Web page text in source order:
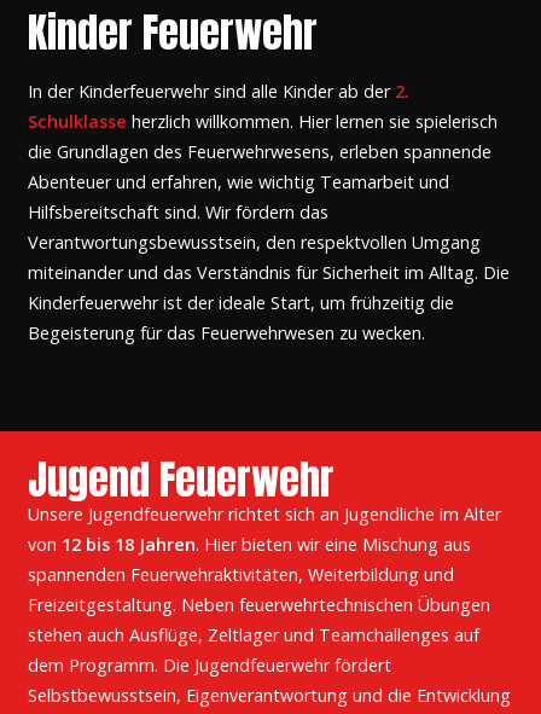
Kinder Feuerwehr
In der Kinderfeuerwehr sind alle Kinder ab der 2.
Schulklasseherzlich willkommen. Hier lernen sie spielerisch
die Grundlagen des Feuerwehrwesens, erleben spannende
Abenteuer und erfahren, wie wichtig Teamarbeit und
Hilfsbereitschaft sind. Wir fördern das
Verantwortungsbewusstsein, den respektvollen Umgang
miteinander und das Verständnis für Sicherheit im Alltag. Die
Kinderfeuerwehr ist der ideale Start, um frühzeitig die
Begeisterung für das Feuerwehrwesen zu wecken.
Jugend Feuerwehr
Unsere Jugendfeuerwehr richtet sich an Jugendliche im Alter
von 12 bis 18 Jahren. Hier bieten wir eine Mischung aus
spannenden Feuerwehraktivitäten, Weiterbildung und
Freizeitgestaltung. Neben feuerwehrtechnischen Übungen
stehen auch Ausflüge, Zeltlager und Teamchallenges auf
dem Programm. Die Jugendfeuerwehr fördert
Selbstbewusstsein, Eigenverantwortung und die Entwicklung